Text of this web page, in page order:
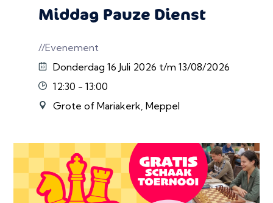
Middag Pauze Dienst
//Evenement
Donderdag 16 Juli 2026 t/m 13/08/2026
12:30 - 13:00
Grote of Mariakerk, Meppel